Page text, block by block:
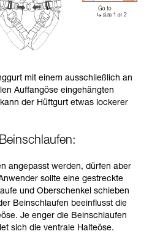
mit einem ausschließlich an
Auffangöse eingehängten
der Hüftgurt etwas lockerer
angepasst werden, dürfen aber
sollte eine gestreckte
und Oberschenkel schieben
Beinschlaufen beeinflusst die
Je enger die Beinschlaufen
sich die ventrale Halteöse.